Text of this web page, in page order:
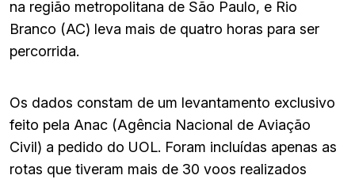
na região metropolitana de São Paulo, e Rio
Branco (AC) leva mais de quatro horas para ser
percorrida.
Os dados constam de um levantamento exclusivo
feito pela Anac (Agência Nacional de Aviação
Civil) a pedido do UOL. Foram incluídas apenas as
rotas que tiveram mais de 30 voos realizados